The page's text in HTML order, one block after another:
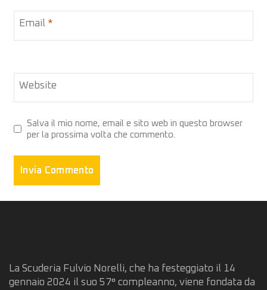
Email *
Website
Salva il mio nome, email e sito web in questo browser
per la prossima volta che commento.
La Scuderia Fulvio Norelli, che ha festeggiato il 14
gennaio 2024 il suo 57° compleanno, viene fondata da